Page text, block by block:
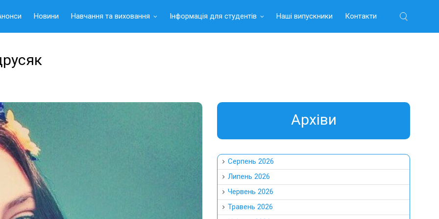
Новини Навчання та виховання Інформація для студентів Наші випускники Контакти
Aрхіви
Серпень 2026
Липень 2026
Червень 2026
Травень 2026